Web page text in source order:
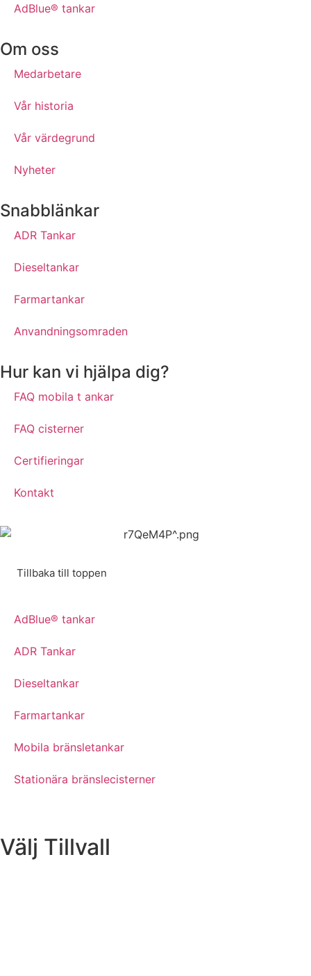
AdBlue® tankar
Om oss
Medarbetare
Vår historia
Vår värdegrund
Nyheter
Snabblänkar
ADR Tankar
Dieseltankar
Farmartankar
Anvandningsomraden
Hur kan vi hjälpa dig?
FAQ mobila t ankar
FAQ cisterner
Certifieringar
Kontakt
Tillbaka till toppen
AdBlue® tankar
ADR Tankar
Dieseltankar
Farmartankar
Mobila bränsletankar
Stationära bränslecisterner
Välj Tillvall